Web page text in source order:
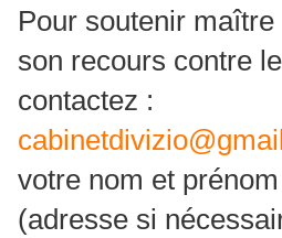
Pour soutenir
son recours contre
contactez :
votre nom et
(adresse si